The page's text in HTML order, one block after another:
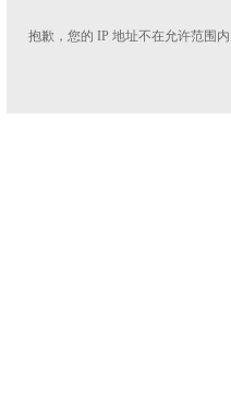
抱歉，您的 IP 地址不在允许范围